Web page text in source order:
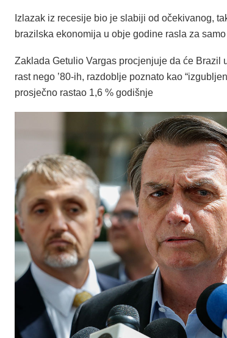
Izlazak iz recesije bio je slabiji od očekivanog,
brazilska ekonomija u obje godine rasla za samo
Zaklada Getulio Vargas procjenjuje da će Brazil
rast nego ’80-ih, razdoblje poznato kao
prosječno rastao 1,6 % godišnje